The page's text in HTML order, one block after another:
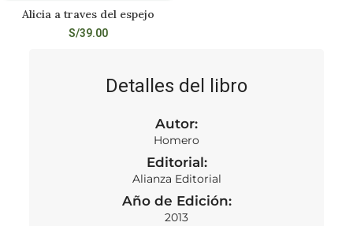
Alicia a traves del espejo
S/39.00
Detalles del libro
Autor:
Homero
Editorial:
Alianza Editorial
Año de Edición:
2013